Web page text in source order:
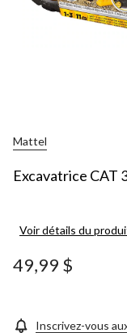
Mattel
Excavatrice CAT
Voir détails du
49,99 $
Inscrivez-vous